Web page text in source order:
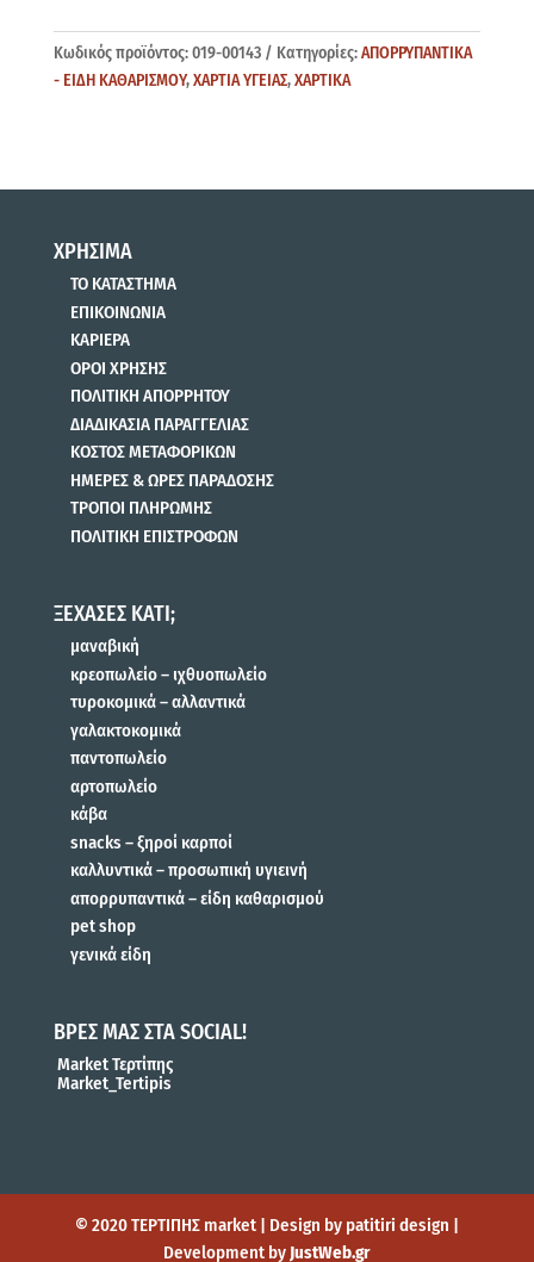
Κωδικός προϊόντος:019-00143 Κατηγορίες:ΑΠΟΡΡΥΠΑΝΤΙΚΑ
- ΕΙΔΗ ΚΑΘΑΡΙΣΜΟΥ,ΧΑΡΤΙΑ ΥΓΕΙΑΣ,ΧΑΡΤΙΚΑ
ΧΡΗΣΙΜΑ
ΤΟ ΚΑΤΑΣΤΗΜΑ
ΕΠΙΚΟΙΝΩΝΙΑ
ΚΑΡΙΕΡΑ
ΟΡΟΙ ΧΡΗΣΗΣ
ΠΟΛΙΤΙΚΗ ΑΠΟΡΡΗΤΟΥ
ΔΙΑΔΙΚΑΣΙΑ ΠΑΡΑΓΓΕΛΙΑΣ
ΚΟΣΤΟΣ ΜΕΤΑΦΟΡΙΚΩΝ
ΗΜΕΡΕΣ & ΩΡΕΣ ΠΑΡΑΔΟΣΗΣ
ΤΡΟΠΟΙ ΠΛΗΡΩΜΗΣ
ΠΟΛΙΤΙΚΗ ΕΠΙΣΤΡΟΦΩΝ
ΞΕΧΑΣΕΣ ΚΑΤΙ;
μαναβική
κρεοπωλείο – ιχθυοπωλείο
τυροκομικά – αλλαντικά
γαλακτοκομικά
παντοπωλείο
αρτοπωλείο
κάβα
snacks – ξηροί καρποί
καλλυντικά – προσωπική υγιεινή
απορρυπαντικά – είδη καθαρισμού
pet shop
γενικά είδη
ΒΡΕΣ ΜΑΣ ΣΤΑ SOCIAL!
Market Τερτίπης
Market_Tertipis
© 2020 ΤΕΡΤΙΠΗΣ market | Design by patitiri design |
Development by JustWeb.gr